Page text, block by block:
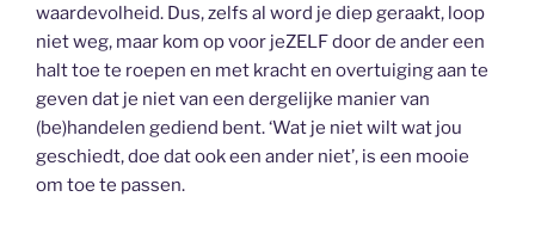
waardevolheid. Dus, zelfs al word je diep geraakt, loop
niet weg, maar kom op voor jeZELF door de ander een
halt toe te roepen en met kracht en overtuiging aan te
geven dat je niet van een dergelijke manier van
(be)handelen gediend bent. ‘Wat je niet wilt wat jou
geschiedt, doe dat ook een ander niet’, is een mooie
om toe te passen.